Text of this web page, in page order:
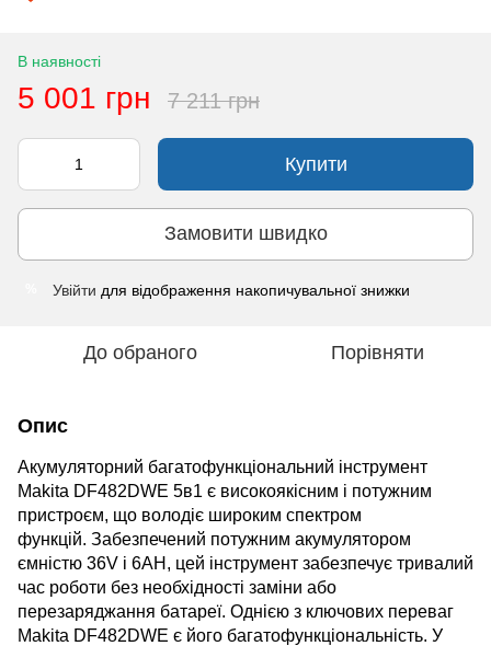
В наявності
5 001 грн 7 211 грн
Купити
Замовити швидко
Увійти для відображення накопичувальної знижки
До обраного Порівняти
Опис
Акумуляторний багатофункціональний інструмент
Makita DF482DWE 5в1 є високоякісним і потужним
пристроєм, що володіє широким спектром
функцій. Забезпечений потужним акумулятором
ємністю 36V і 6AH, цей інструмент забезпечує тривалий
час роботи без необхідності заміни або
перезаряджання батареї. Однією з ключових переваг
Makita DF482DWE є його багатофункціональність. У